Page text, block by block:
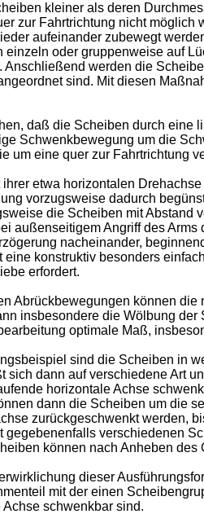
kleiner als deren
zur Fahrtrichtung nicht
aufeinander zubewegt
oder gruppenweise auf
werden die
sind. Mit diesen
daß die Scheiben durch
Schwenkbewegung um die
um eine quer zur Fahrtrichtung
etwa horizontalen
vorzugsweise dadurch
die Scheiben mit
außenseitigem Angriff des
nacheinander,
konstruktiv besonders
erfordert.
Abrückbewegungen können
insbesondere die Wölbung
optimale Maß,
sind die Scheiben in
sich dann auf verschiedene Art
horizontale Achse
dann die Scheiben um die
zurückgeschwenkt werden,
gegebenenfalls verschiedenen
können nach Anheben
dieser
mit der einen
schwenkbar sind.